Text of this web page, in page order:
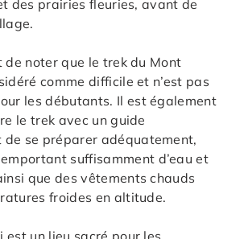
des prairies fleuries, avant de
noter que le trek du Mont
comme difficile et n’est pas
les débutants. Il est également
le trek avec un guide
de se préparer adéquatement,
suffisamment d’eau et
que des vêtements chauds
froides en altitude.